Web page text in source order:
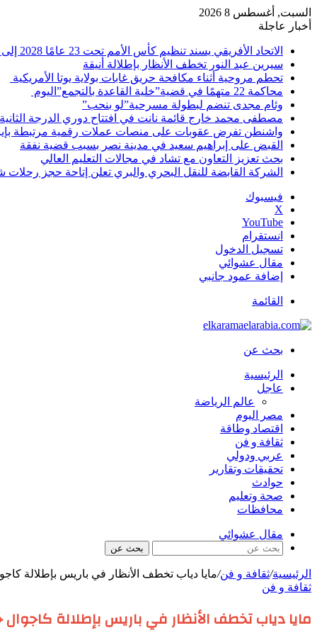
السبت, أغسطس 8 2026
أخبار عاجلة
الاتحاد الأفريقي يسند تنظيم كأس الأمم تحت 23 عامًا 2028 إلى مصر
سيرين عبد النور تخطف الأنظار بإطلالة أنيقة
تحطم مروحية أثناء مكافحة حريق غابات بولاية يوتا الأمريكية
محاكمة 22 متهمًا في قضية”خلية القاعدة بالتجمع”اليوم
وئام مجدى تنضم لبطولة مسرحية”لو بنحب”
مصطفى محمد خارج قائمة نانت في افتتاح دوري الدرجة
واشنطن تفرض عقوبات على منصات عملات رقمية مرتبطة
القبض على إبراهيم سعيد في مدينة نصر بسبب قضية نفقة
بحث تعزيز التعاون مع تشاد في مجالات التعليم العالي
الشركة القابضة للنقل البحري والبري تعلن إتاحة حجز
فيسبوك
‫X
‫YouTube
انستقرام
تسجيل الدخول
مقال عشوائي
إضافة عمود جانبي
القائمة
بحث عن
الرئيسية
عاجل
عالم الرياضة
مصر اليوم
اقتصاد وطاقة
ثقافة و فن
عربي ودولي
تحقيقات وتقارير
حوادث
صحة وتعليم
محافظات
مقال عشوائي
بحث عن
الرئيسية/ثقافة و فن/مايا دياب تخطف الأنظار في باريس بإطلالة
ثقافة و فن
مايا دياب تخطف الأنظار في باريس بإطلالة كاجوال